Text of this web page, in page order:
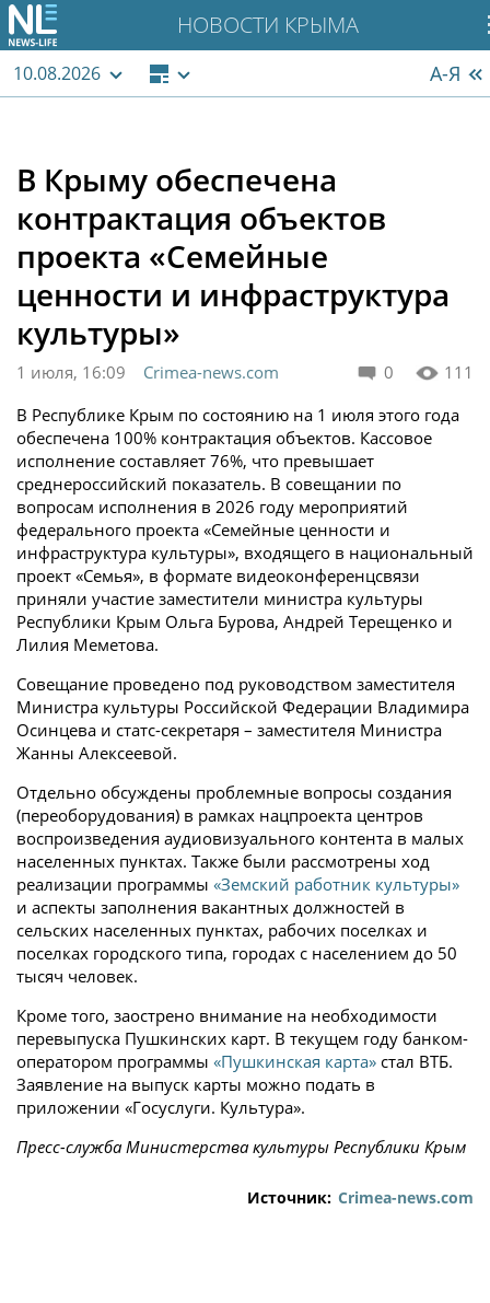
НОВОСТИ КРЫМА
10.08.2026 А-Я
В Крыму обеспечена
контрактация объектов
проекта «Семейные
ценности и инфраструктура
культуры»
0 111
1 июля, 16:09
Crimea-news.com
В Республике Крым по состоянию на 1 июля этого года
обеспечена 100% контрактация объектов. Кассовое
исполнение составляет 76%, что превышает
среднероссийский показатель. В совещании по
вопросам исполнения в 2026 году мероприятий
федерального проекта «Семейные ценности и
инфраструктура культуры», входящего в национальный
проект «Семья», в формате видеоконференцсвязи
приняли участие заместители министра культуры
Республики Крым Ольга Бурова, Андрей Терещенко и
Лилия Меметова.
Совещание проведено под руководством заместителя
Министра культуры Российской Федерации Владимира
Осинцева и статс-секретаря – заместителя Министра
Жанны Алексеевой.
Отдельно обсуждены проблемные вопросы создания
(переоборудования) в рамках нацпроекта центров
воспроизведения аудиовизуального контента в малых
населенных пунктах. Также были рассмотрены ход
реализации программы «Земский работник культуры»
и аспекты заполнения вакантных должностей в
сельских населенных пунктах, рабочих поселках и
поселках городского типа, городах с населением до 50
тысяч человек.
Кроме того, заострено внимание на необходимости
перевыпуска Пушкинских карт. В текущем году банком-
оператором программы «Пушкинская карта» стал ВТБ.
Заявление на выпуск карты можно подать в
приложении «Госуслуги. Культура».
Пресс-служба Министерства культуры Республики Крым
Источник: Crimea-news.com